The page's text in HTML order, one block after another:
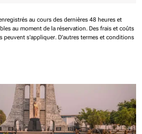
au cours des dernières 48 heures et
au moment de la réservation. Des frais et coûts
peuvent s'appliquer. D'autres termes et conditions